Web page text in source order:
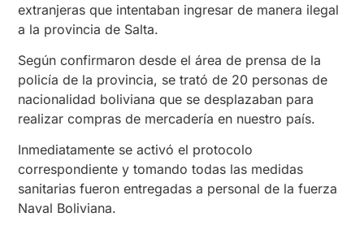
extranjeras que intentaban ingresar de manera ilegal
a la provincia de Salta.
Según confirmaron desde el área de prensa de la
policía de la provincia, se trató de 20 personas de
nacionalidad boliviana que se desplazaban para
realizar compras de mercadería en nuestro país.
Inmediatamente se activó el protocolo
correspondiente y tomando todas las medidas
sanitarias fueron entregadas a personal de la fuerza
Naval Boliviana.